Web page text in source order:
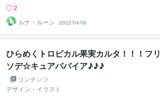
2
ルナ・ルーン
2022/04/06
ひらめくトロピカル果実カルタ！！！フリ
ソデ☆キュアパパイア♪♪♪
コンテンツ
デザイン・イラスト